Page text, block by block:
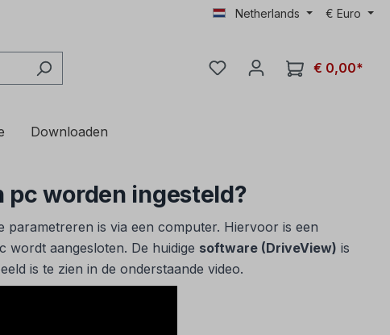
Netherlands € Euro
€ 0,00*
Downloaden
pc worden ingesteld?
parametreren is via een computer. Hiervoor is een
wordt aangesloten. De huidige software (DriveView) is
is te zien in de onderstaande video.